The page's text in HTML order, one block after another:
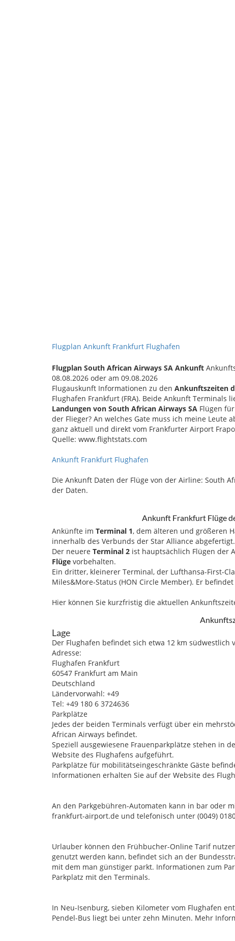
Flugplan Ankunft Frankfurt Flughafen
Flugplan South African Airways SA Ankunft
08.08.2026 oder am 09.08.2026
Flugauskunft Informationen zu den Ankunftszeiten
Flughafen Frankfurt (FRA). Beide Ankunft
Landungen von South African Airways SA Flügen
der Flieger? An welches Gate muss ich meine Leute
ganz aktuell und direkt vom Frankfurter Airport
Quelle: www.flightstats.com
Ankunft Frankfurt Flughafen
Die Ankunft Daten der Flüge von der Airline: South
der Daten.
Ankunft Frankfurt Flüge
Ankünfte im Terminal 1, dem älteren und größeren
innerhalb des Verbunds der Star Alliance
Der neuere Terminal 2 ist hauptsächlich Flügen der
Flüge vorbehalten.
Ein dritter, kleinerer Terminal, der Lufthansa-First-
Miles&More-Status (HON Circle Member). Er
Hier können Sie kurzfristig die aktuellen
Lage
Der Flughafen befindet sich etwa 12 km südwestlich
Adresse:
Flughafen Frankfurt
60547 Frankfurt am Main
Deutschland
Ländervorwahl: +49
Tel: +49 180 6 3724636
Parkplätze
Jedes der beiden Terminals verfügt über ein
African Airways befindet.
Speziell ausgewiesene Frauenparkplätze stehen in
Website des Flughafens aufgeführt.
Parkplätze für mobilitätseingeschränkte Gäste
Informationen erhalten Sie auf der Website des
An den Parkgebühren-Automaten kann in bar oder
frankfurt-airport.de und telefonisch unter (0049)
Urlauber können den Frühbucher-Online Tarif
genutzt werden kann, befindet sich an der
mit dem man günstiger parkt. Informationen zum
Parkplatz mit den Terminals.
In Neu-Isenburg, sieben Kilometer vom Flughafen
Pendel-Bus liegt bei unter zehn Minuten. Mehr